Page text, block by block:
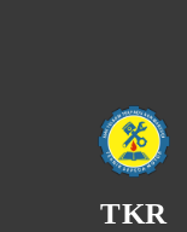
TKR